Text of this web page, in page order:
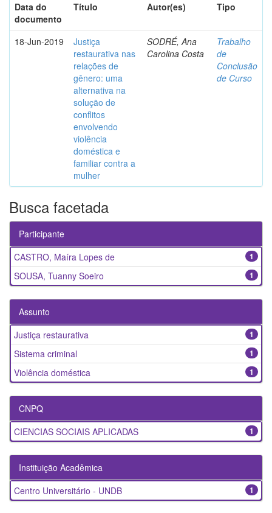
Data do
documento
Título Autor(es) Tipo
18-Jun-2019
Justiça
restaurativa nas
relações de
gênero: uma
alternativa na
solução de
conflitos
envolvendo
violência
doméstica e
familiar contra a
mulher
SODRÉ, Ana
Carolina Costa
Trabalho
de
Conclusão
de Curso
Busca facetada
Participante
1
CASTRO, Maíra Lopes de
1
SOUSA, Tuanny Soeiro
Assunto
1
Justiça restaurativa
1
Sistema criminal
1
Violência doméstica
CNPQ
1
CIENCIAS SOCIAIS APLICADAS
Instituição Acadêmica
1
Centro Universitário - UNDB